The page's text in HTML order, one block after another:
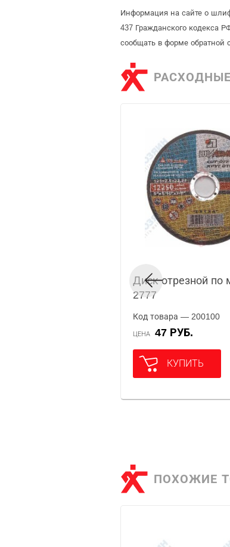
Информация на сайте о
437 Гражданского кодекса
сообщать в форме обратной
Диск отрезной по
2777
Код товара — 200100
ЦЕНА 47 РУБ.
КУПИТЬ
ПОХОЖИЕ